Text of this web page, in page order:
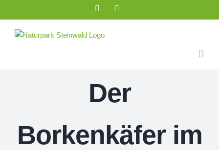
springen
Facebook
Der
Borkenkäfer im